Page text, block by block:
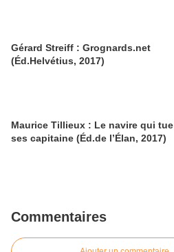
Gérard Streiff : Grognards.net
(Éd.Helvétius, 2017)
Maurice Tillieux : Le navire qui tue
ses capitaine (Éd.de l’Élan, 2017)
Commentaires